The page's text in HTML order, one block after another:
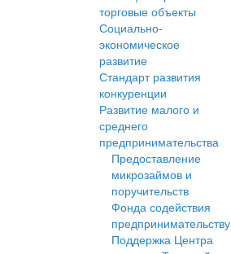
торговые объекты
Социально-
экономическое
развитие
Стандарт развития
конкуренции
Развитие малого и
среднего
предпринимательства
Предоставление
микрозаймов и
поручительств
Фонда содействия
предпринимательству
Поддержка Центра